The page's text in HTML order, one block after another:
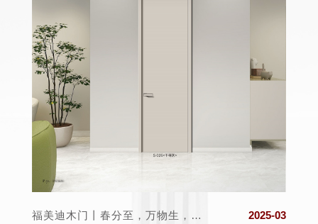
福美迪木门丨春分至，万物生，希望与美好同在! 2025-03